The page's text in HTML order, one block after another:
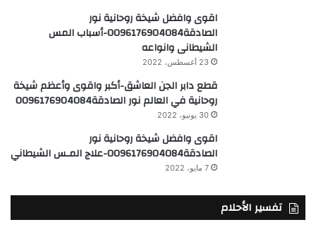
اقوى وافضل شيخة روحانية نور
الصادقة0096176904084-أسباب المس
الشيطانى وانواعه
23 أغسطس، 2022
قطع دابر الجن العاشق-أكبر واقوى وأعظم شيخة
روحانية في العالم نور الصادقة0096176904084
30 يونيو، 2022
اقوى وافضل شيخة روحانية نور
الصادقة0096176904084-علاج المـس الشيطاني
7 مايو، 2022
تفسير الأحلام